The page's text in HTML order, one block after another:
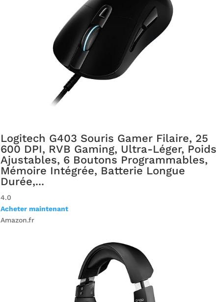
Logitech G403 Souris Gamer Filaire, 25
600 DPI, RVB Gaming, Ultra-Léger, Poids
Ajustables, 6 Boutons Programmables,
Mémoire Intégrée, Batterie Longue
Durée,...
4.0
Acheter maintenant
Amazon.fr